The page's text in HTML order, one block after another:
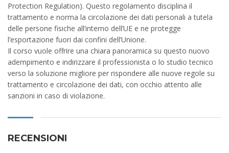
Protection Regulation). Questo regolamento disciplina il
trattamento e norma la circolazione dei dati personali a tutela
delle persone fisiche all’interno dell’UE e ne protegge
l’esportazione fuori dai confini dell’Unione.
Il corso vuole offrire una chiara panoramica su questo nuovo
adempimento e indirizzare il professionista o lo studio tecnico
verso la soluzione migliore per rispondere alle nuove regole su
trattamento e circolazione dei dati, con occhio attento alle
sanzioni in caso di violazione.
RECENSIONI